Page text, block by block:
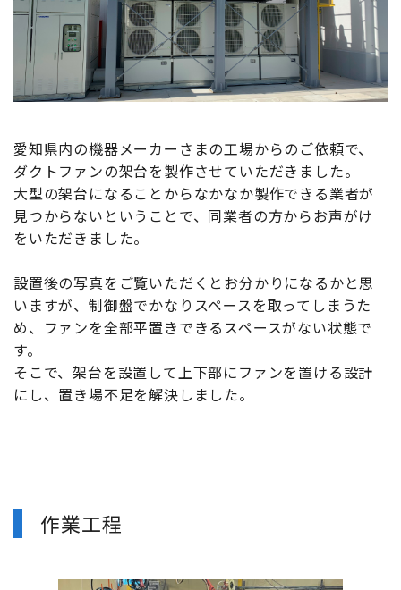
愛知県内の機器メーカーさまの工場からのご依頼で、
ダクトファンの架台を製作させていただきました。
大型の架台になることからなかなか製作できる業者が
見つからないということで、同業者の方からお声がけ
をいただきました。
設置後の写真をご覧いただくとお分かりになるかと思
いますが、制御盤でかなりスペースを取ってしまうた
め、ファンを全部平置きできるスペースがない状態で
す。
そこで、架台を設置して上下部にファンを置ける設計
にし、置き場不足を解決しました。
作業工程